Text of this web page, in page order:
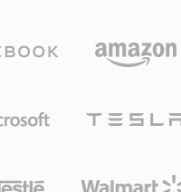
로 MXF를 지원하며, 방송에 사
11 표준의 교환 형식으로 활용
니다. 효율적인 압축, 광범위한
되었으며, 인터넷을 통한 실용
포를 가능하게 했습니다. 오늘
에서 가장 보편적으로 지원되